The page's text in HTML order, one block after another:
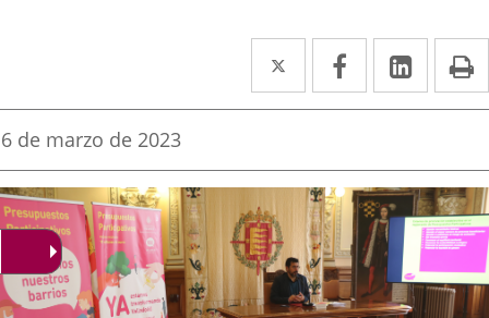
Twitter
Enlace
a
aplicación
externa.
Facebook
Enlace
a
aplicación
externa.
Enlace
a
Fecha
la
noticia
6 de marzo de 2023